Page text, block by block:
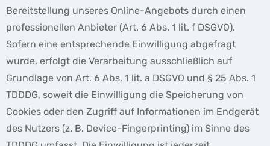
Bereitstellung unseres Online-Angebots durch einen
professionellen Anbieter (Art. 6 Abs. 1 lit. f DSGVO).
Sofern eine entsprechende Einwilligung abgefragt
wurde, erfolgt die Verarbeitung ausschließlich auf
Grundlage von Art. 6 Abs. 1 lit. a DSGVO und § 25 Abs. 1
TDDDG, soweit die Einwilligung die Speicherung von
Cookies oder den Zugriff auf Informationen im Endgerät
des Nutzers (z. B. Device-Fingerprinting) im Sinne des